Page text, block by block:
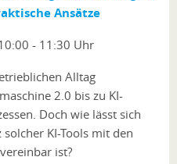
Ansätze
- 11:30 Uhr
Alltag
2.0 bis zu KI-
Doch wie lässt sich
KI-Tools mit den
ist?